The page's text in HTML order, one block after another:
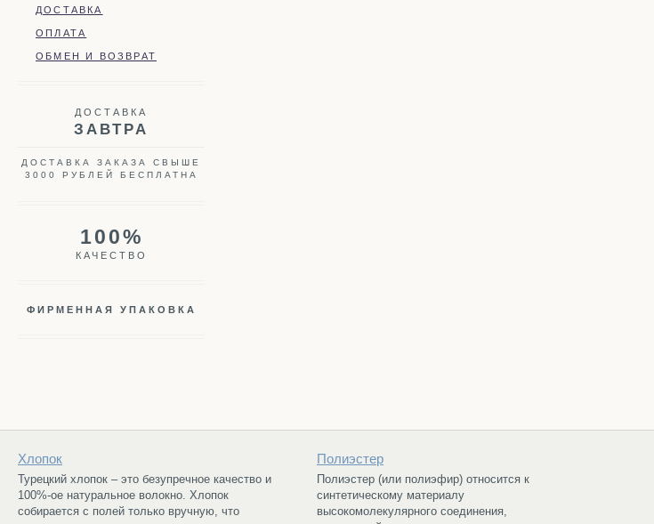
ДОСТАВКА
ОПЛАТА
ОБМЕН И ВОЗВРАТ
ДОСТАВКА
ЗАВТРА
ДОСТАВКА ЗАКАЗА СВЫШЕ
3000 РУБЛЕЙ БЕСПЛАТНА
100%
КАЧЕСТВО
ФИРМЕННАЯ УПАКОВКА
Хлопок
Турецкий хлопок – это безупречное качество и
100%-ое натуральное волокно. Хлопок
собирается с полей только вручную, что
Полиэстер
Полиэстер (или полиэфир) относится к
синтетическому материалу
высокомолекулярного соединения,